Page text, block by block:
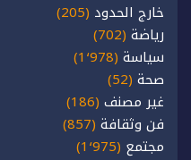
خارج الحدود (205)
رياضة (702)
سياسة (1٬978)
صحة (52)
غير مصنف (186)
فن وثقافة (857)
مجتمع (1٬975)